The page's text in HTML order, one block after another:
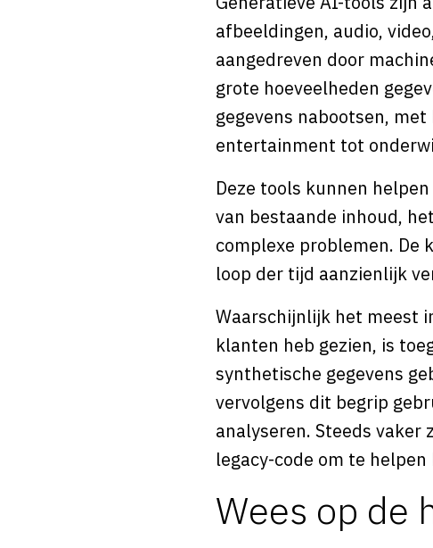
afbeeldingen, audio,
aangedreven door
grote hoeveelheden
gegevens nabootsen,
entertainment tot
Deze tools kunnen
van bestaande inhoud,
complexe problemen. De
loop der tijd aanzienlijk
Waarschijnlijk het meest
klanten heb gezien, is
synthetische gegevens
vervolgens dit begrip
analyseren. Steeds
legacy-code om te
Wees op de